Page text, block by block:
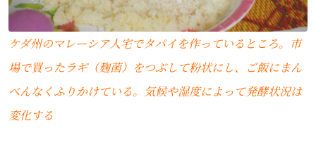
ケダ州のマレーシア人宅でタパイを作っているところ。市
場で買ったラギ（麹菌）をつぶして粉状にし、ご飯にまん
べんなくふりかけている。気候や湿度によって発酵状況は
変化する